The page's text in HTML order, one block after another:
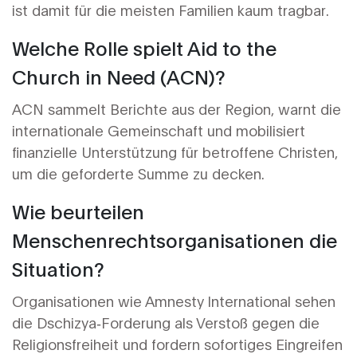
ist damit für die meisten Familien kaum tragbar.
Welche Rolle spielt Aid to the
Church in Need (ACN)?
ACN sammelt Berichte aus der Region, warnt die
internationale Gemeinschaft und mobilisiert
finanzielle Unterstützung für betroffene Christen,
um die geforderte Summe zu decken.
Wie beurteilen
Menschenrechtsorganisationen die
Situation?
Organisationen wie Amnesty International sehen
die Dschizya‑Forderung als Verstoß gegen die
Religionsfreiheit und fordern sofortiges Eingreifen